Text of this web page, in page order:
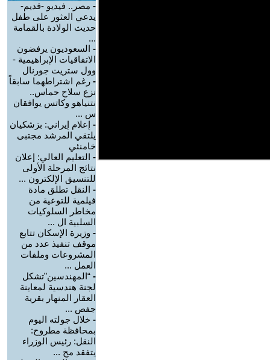
- مصر.. فيديو -قديم-
يدعي العثور على طفل
حديث الولادة بالقمامة
...
- السعوديون يرفضون
الاتفاقيات الإبراهيمية -
وول ستريت جورنال
- رغم اشتراطهما سابقاً
نزع سلاح حماس..
نتنياهو وكاتس يوافقان
س ...
- إعلام إيراني: بزشكيان
يلتقي المرشد مجتبى
خامنئي
- التعليم العالي: إعلان
نتائج المرحلة الأولى
للتنسيق الإلكترون ...
- النقل تطلق مادة
فيلمية للتوعية من
مخاطر السلوكيات
السلبية ال ...
- وزيرة الإسكان تتابع
موقف تنفيذ عدد من
المشروعات وملفات
العمل ...
- “المهندسين”تشكل
لجنة هندسية لمعاينة
العقار المنهار بقرية
جفص ...
- خلال جولته اليوم
بمحافظة مطروح:
النقل: رئيس الوزراء
يتفقد مح ...